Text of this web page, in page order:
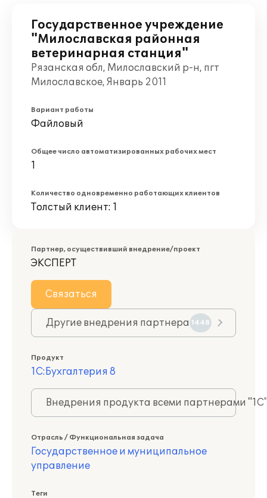
Государственное учреждение
"Милославская районная
ветеринарная станция"
Рязанская обл, Милославский р-н, пгт
Милославское, Январь 2011
Вариант работы
Файловый
Общее число автоматизированных рабочих мест
1
Количество одновременно работающих клиентов
Толстый клиент: 1
Партнер, осуществивший внедрение/проект
ЭКСПЕРТ
Связаться
Другие внедрения партнера 1448
Продукт
1С:Бухгалтерия 8
Внедрения продукта всеми партнерами
Отрасль / Функциональная задача
Государственное и муниципальное
управление
Теги